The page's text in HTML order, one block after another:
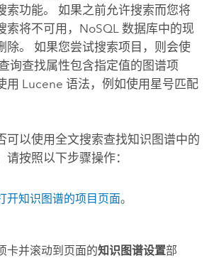
索功能。 如果之前允许搜索而您将
索将不可用，NoSQL 数据库中的现
除。 如果您尝试搜索项目，则会使
询查找属性包含指定值的图谱项
用 Lucene 语法，例如使用星号匹配
可以使用全文搜索查找知识图谱中的
请按照以下步骤操作：
开知识图谱的项目页面。
卡并滚动到页面的知识图谱设置部